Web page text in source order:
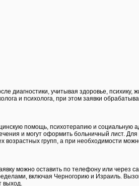
диагностики, учитывая здоровье,
и психолога, при этом заявки
помощь, психотерапию и социальную
и могут оформить больничный лист. Для
групп, а при необходимости
можно оставить по телефону или через
включая Черногорию и Израиль.
выход.